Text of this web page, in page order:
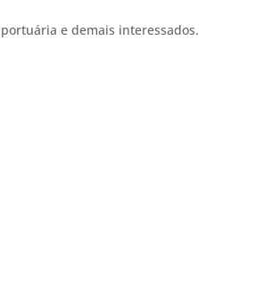
e demais interessados.